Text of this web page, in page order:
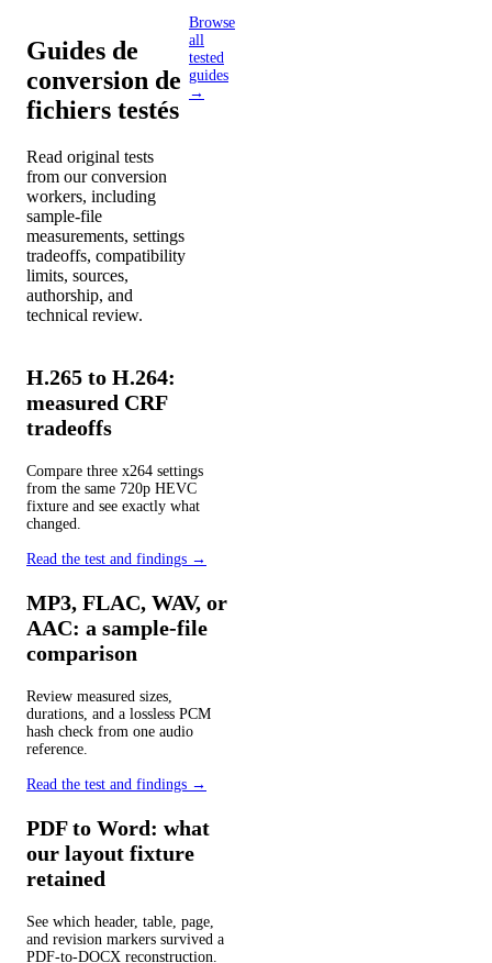
Guides de
conversion de
fichiers testés
Read original tests
from our conversion
workers, including
sample-file
measurements, settings
tradeoffs, compatibility
limits, sources,
authorship, and
technical review.
Browse
all
tested
guides
→
H.265 to H.264:
measured CRF
tradeoffs
Compare three x264 settings
from the same 720p HEVC
fixture and see exactly what
changed.
Read the test and findings →
MP3, FLAC, WAV, or
AAC: a sample-file
comparison
Review measured sizes,
durations, and a lossless PCM
hash check from one audio
reference.
Read the test and findings →
PDF to Word: what
our layout fixture
retained
See which header, table, page,
and revision markers survived a
PDF-to-DOCX reconstruction.